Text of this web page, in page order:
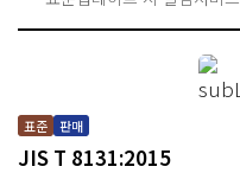
표준 판매
JIS T 8131:2015